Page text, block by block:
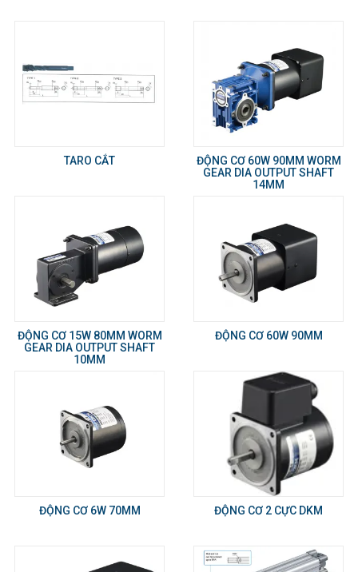
TARO CẮT
ĐỘNG CƠ 60W 90MM WORM
GEAR DIA OUTPUT SHAFT
14MM
ĐỘNG CƠ 15W 80MM WORM
GEAR DIA OUTPUT SHAFT
10MM
ĐỘNG CƠ 60W 90MM
ĐỘNG CƠ 6W 70MM ĐỘNG CƠ 2 CỰC DKM